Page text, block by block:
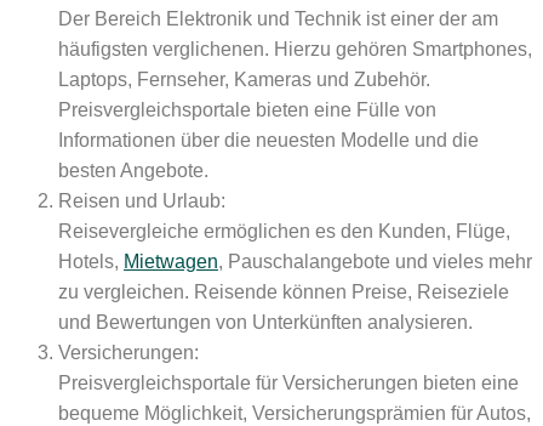
Der Bereich Elektronik und Technik ist einer der am
häufigsten verglichenen. Hierzu gehören Smartphones,
Laptops, Fernseher, Kameras und Zubehör.
Preisvergleichsportale bieten eine Fülle von
Informationen über die neuesten Modelle und die
besten Angebote.
Reisen und Urlaub:
Reisevergleiche ermöglichen es den Kunden, Flüge,
Hotels, Mietwagen, Pauschalangebote und vieles mehr
zu vergleichen. Reisende können Preise, Reiseziele
und Bewertungen von Unterkünften analysieren.
Versicherungen:
Preisvergleichsportale für Versicherungen bieten eine
bequeme Möglichkeit, Versicherungsprämien für Autos,